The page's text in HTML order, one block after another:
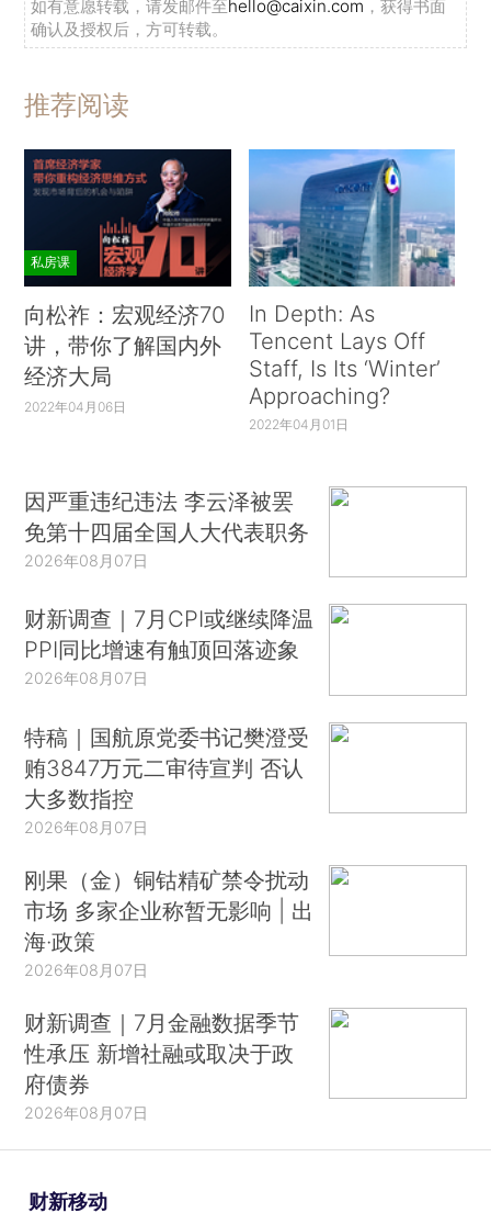
如有意愿转载，请发邮件至hello@caixin.com ，获得书面
确认及授权后，方可转载。
推荐阅读
私房课
向松祚：宏观经济70
讲，带你了解国内外
经济大局
2022年04月06日
In Depth: As
Tencent Lays Off
Staff, Is Its ‘Winter’
Approaching?
2022年04月01日
因严重违纪违法 李云泽被罢
免第十四届全国人大代表职务
2026年08月07日
财新调查｜7月CPI或继续降温
PPI同比增速有触顶回落迹象
2026年08月07日
特稿｜国航原党委书记樊澄受
贿3847万元二审待宣判 否认
大多数指控
2026年08月07日
刚果（金）铜钴精矿禁令扰动
市场 多家企业称暂无影响 | 出
海·政策
2026年08月07日
财新调查｜7月金融数据季节
性承压 新增社融或取决于政
府债券
2026年08月07日
财新移动